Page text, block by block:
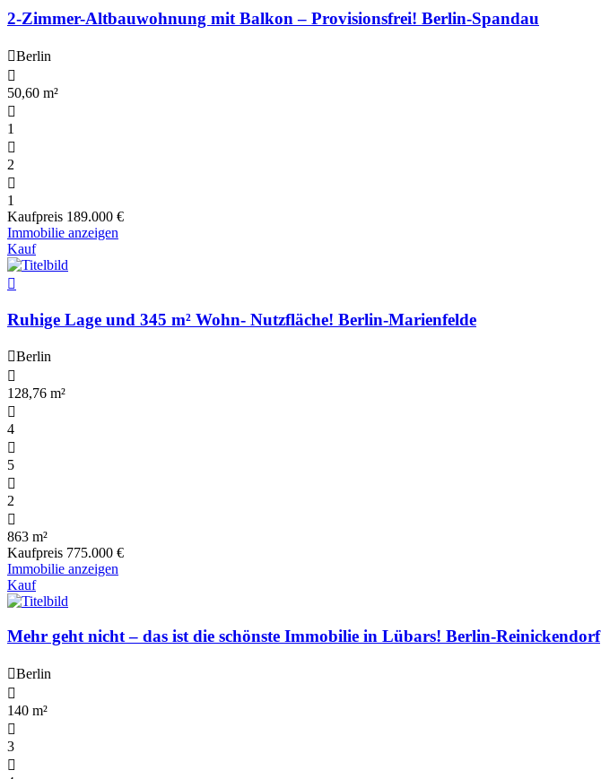
2-Zimmer-Altbauwohnung mit Balkon – Provisionsfrei! Berlin-Spandau
Berlin
50,60 m²
1
2
1
Kaufpreis 189.000 €
Immobilie anzeigen
Kauf
Ruhige Lage und 345 m² Wohn- Nutzfläche! Berlin-Marienfelde
Berlin
128,76 m²
4
5
2
863 m²
Kaufpreis 775.000 €
Immobilie anzeigen
Kauf
Mehr geht nicht – das ist die schönste Immobilie in Lübars! Berlin-Reinickendorf
Berlin
140 m²
3